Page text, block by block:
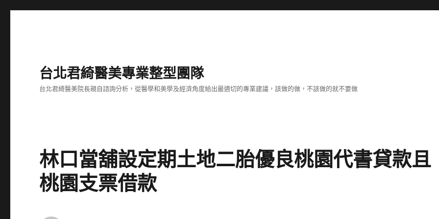
台北君綺醫美專業整型團隊
台北君綺醫美院長親自諮詢分析，從醫學和美學及經濟角度給出最適切的專業建議，該做的做，不該做的就不要做
林口當舖設定期土地二胎優良桃園代書貸款且
桃園支票借款